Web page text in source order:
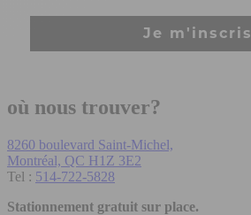
Je m'inscris
où nous trouver?
8260 boulevard Saint-Michel,
Montréal, QC H1Z 3E2
Tel : 514-722-5828
Stationnement gratuit sur place.